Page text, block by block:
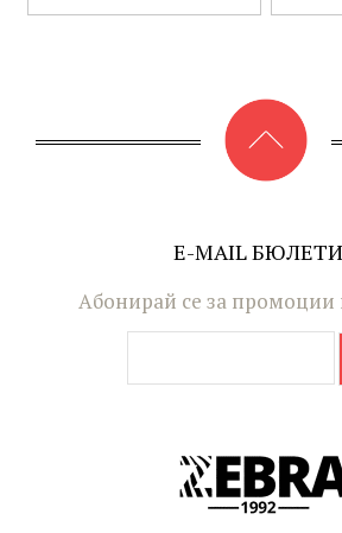
E-MAIL
Абонирай се за промоции